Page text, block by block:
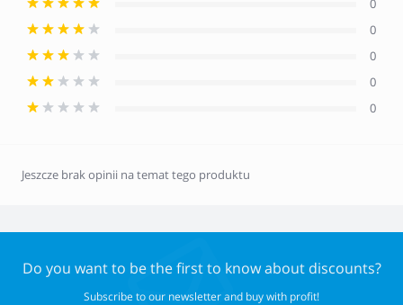
0
0
0
0
0
Jeszcze brak opinii na temat tego produktu
Do you want to be the first to know about discounts?
Subscribe to our newsletter and buy with profit!